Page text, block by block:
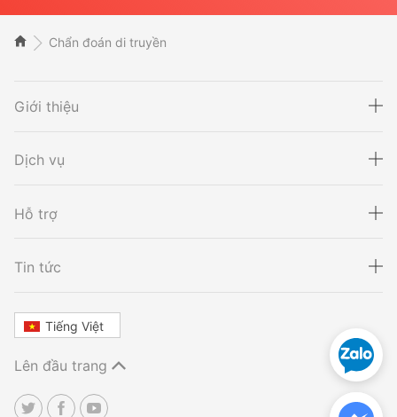
Xét nghiệm khai sinh
Chẩn đoán di truyền
Giới thiệu
Dịch vụ
Hỗ trợ
Tin tức
Tiếng Việt
Lên đầu trang